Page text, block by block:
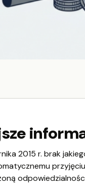
2015 r. brak